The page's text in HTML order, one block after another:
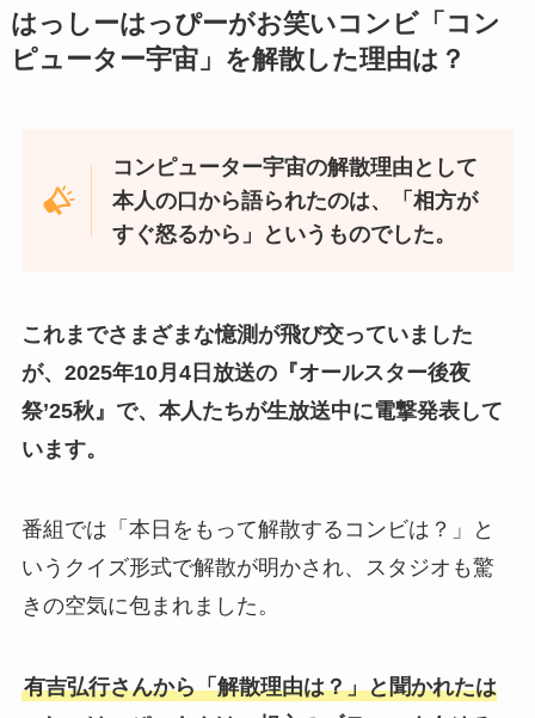
はっしーはっぴーがお笑いコンビ「コン
ピューター宇宙」を解散した理由は？
コンピューター宇宙の解散理由として
本人の口から語られたのは、「相方が
すぐ怒るから」というものでした。
これまでさまざまな憶測が飛び交っていました
が、2025年10月4日放送の『オールスター後夜
祭’25秋』で、本人たちが生放送中に電撃発表して
います。
番組では「本日をもって解散するコンビは？」と
いうクイズ形式で解散が明かされ、スタジオも驚
きの空気に包まれました。
有吉弘行さんから「解散理由は？」と聞かれたは